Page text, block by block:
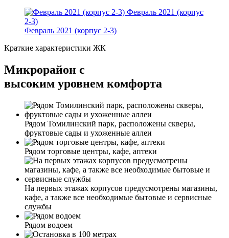
Февраль 2021 (корпус
2-3)
Февраль 2021 (корпус 2-3)
Краткие характеристики ЖК
Микрорайон с
высоким уровнем комфорта
Рядом Томилинский парк, расположены скверы,
фруктовые сады и ухоженные аллеи
Рядом торговые центры, кафе, аптеки
На первых этажах корпусов предусмотрены магазины,
кафе, а также все необходимые бытовые и сервисные
службы
Рядом водоем